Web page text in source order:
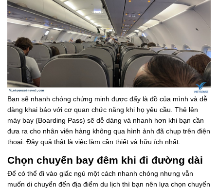
Bạn sẽ nhanh chóng chứng minh được đấy là đồ của mình và dễ
dàng khai báo với cơ quan chức năng khi họ yêu cầu. Thẻ lên
máy bay (Boarding Pass) sẽ dễ dàng và nhanh hơn khi bạn cần
đưa ra cho nhân viên hàng không qua hình ảnh đã chụp trên điện
thoại. Đây quả thật là việc làm cần thiết và hữu ích nhất.
Chọn chuyến bay đêm khi đi đường dài
Để có thể đi vào giấc ngủ một cách nhanh chóng nhưng vẫn
muốn di chuyển đến địa điểm du lịch thì bạn nên lựa chọn chuyến